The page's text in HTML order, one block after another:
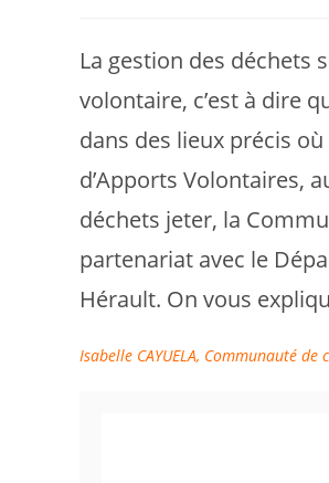
La gestion des déchets
volontaire, c’est à dire
dans des lieux précis
d’Apports Volontaires,
déchets jeter, la
partenariat avec le
Hérault. On vous
Isabelle CAYUELA, Communauté